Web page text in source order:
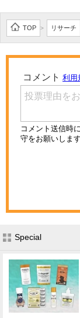
TOP > リサーチ
Special